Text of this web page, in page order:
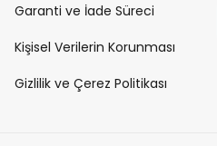
Garanti ve İade Süreci
Kişisel Verilerin Korunması
Gizlilik ve Çerez Politikası